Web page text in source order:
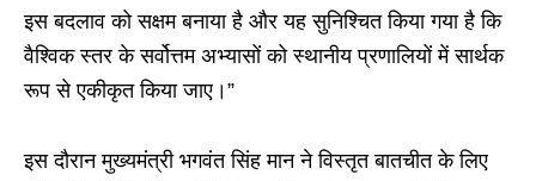
इस बदलाव को सक्षम बनाया है और यह सुनिश्चित किया गया है कि
वैश्विक स्तर के सर्वोत्तम अभ्यासों को स्थानीय प्रणालियों में सार्थक
रूप से एकीकृत किया जाए।”
इस दौरान मुख्यमंत्री भगवंत सिंह मान ने विस्तृत बातचीत के लिए